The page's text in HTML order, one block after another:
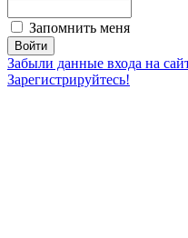
Запомнить меня
Забыли данные входа на
Зарегистрируйтесь!